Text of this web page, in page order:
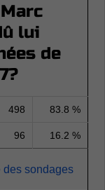
lui
de
498 83.8 %
96 16.2 %
des sondages